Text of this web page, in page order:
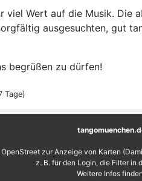
viel Wert auf die Musik. Die
ausgesuchten, gut
begrüßen zu dürfen!
Tage)
zur Anzeige von Karten
z. B. für den Login, die Filter in
Weitere Infos